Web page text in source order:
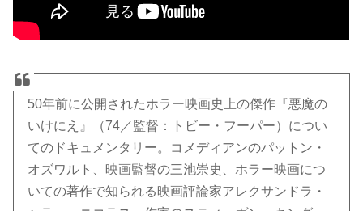
50年前に公開されたホラー映画史上の傑作『悪魔の
いけにえ』（74／監督：トビー・フーパー）につい
てのドキュメンタリー。コメディアンのパットン・
オズワルト、映画監督の三池崇史、ホラー映画につ
いての著作で知られる映画評論家アレクサンドラ・